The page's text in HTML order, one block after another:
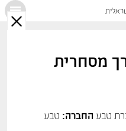
מסחרית
טבע החברה: טבע
X